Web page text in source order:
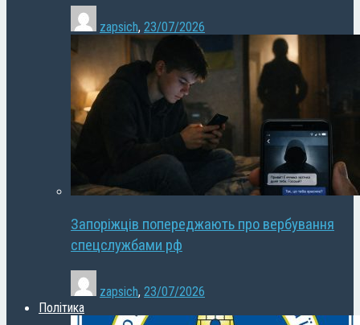
zapsich, 23/07/2026
Запоріжців попереджають про вербування
спецслужбами рф
zapsich, 23/07/2026
Політика